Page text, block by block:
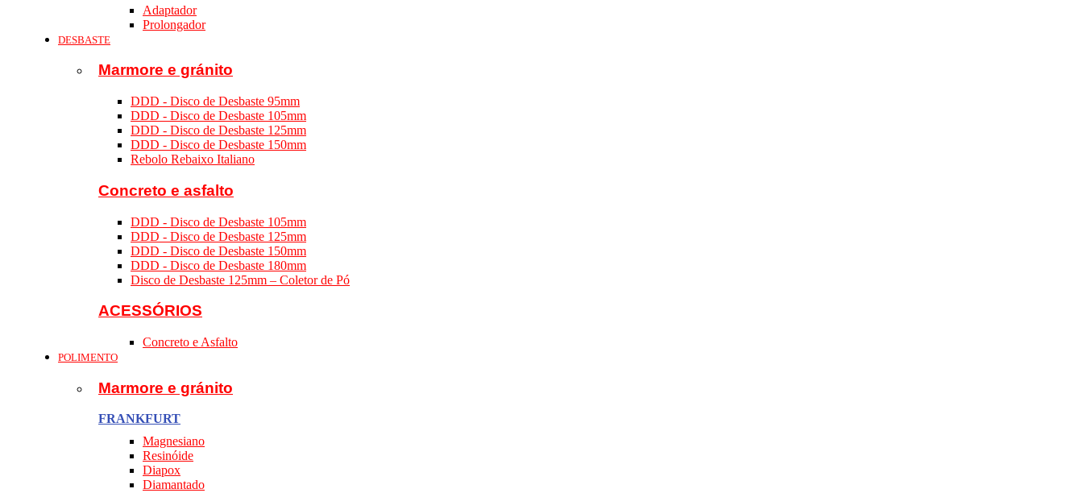
Adaptador
Prolongador
DESBASTE
Marmore e gránito
DDD - Disco de Desbaste 95mm
DDD - Disco de Desbaste 105mm
DDD - Disco de Desbaste 125mm
DDD - Disco de Desbaste 150mm
Rebolo Rebaixo Italiano
Concreto e asfalto
DDD - Disco de Desbaste 105mm
DDD - Disco de Desbaste 125mm
DDD - Disco de Desbaste 150mm
DDD - Disco de Desbaste 180mm
Disco de Desbaste 125mm – Coletor de Pó
ACESSÓRIOS
Concreto e Asfalto
POLIMENTO
Marmore e gránito
FRANKFURT
Magnesiano
Resinóide
Diapox
Diamantado